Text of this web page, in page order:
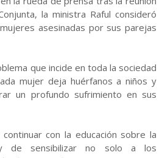
la ministra Raful consideró
asesinadas por sus parejas
que incide en toda la sociedad
mujer deja huérfanos a niños y
un profundo sufrimiento en sus
con la educación sobre la
de sensibilizar no solo a los